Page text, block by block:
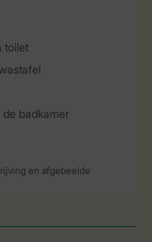
toilet
badkamer
en afgebeelde